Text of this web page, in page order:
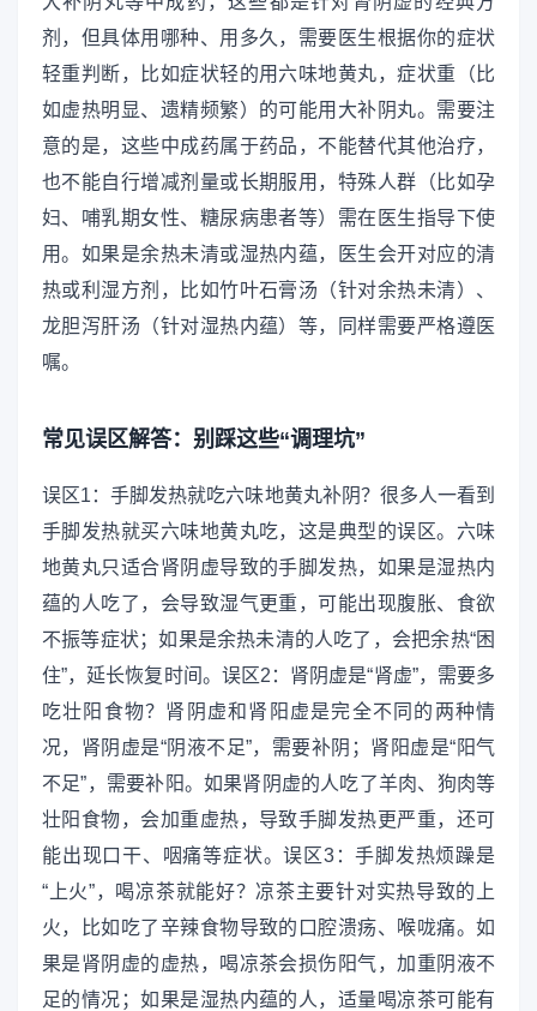
剂，但具体用哪种、用多久，需要医生根据你的症状
轻重判断，比如症状轻的用六味地黄丸，症状重（比
如虚热明显、遗精频繁）的可能用大补阴丸。需要注
意的是，这些中成药属于药品，不能替代其他治疗，
也不能自行增减剂量或长期服用，特殊人群（比如孕
妇、哺乳期女性、糖尿病患者等）需在医生指导下使
用。如果是余热未清或湿热内蕴，医生会开对应的清
热或利湿方剂，比如竹叶石膏汤（针对余热未清）、
龙胆泻肝汤（针对湿热内蕴）等，同样需要严格遵医
嘱。
常见误区解答：别踩这些“调理坑”
误区1：手脚发热就吃六味地黄丸补阴？很多人一看到
手脚发热就买六味地黄丸吃，这是典型的误区。六味
地黄丸只适合肾阴虚导致的手脚发热，如果是湿热内
蕴的人吃了，会导致湿气更重，可能出现腹胀、食欲
不振等症状；如果是余热未清的人吃了，会把余热“困
住”，延长恢复时间。误区2：肾阴虚是“肾虚”，需要多
吃壮阳食物？肾阴虚和肾阳虚是完全不同的两种情
况，肾阴虚是“阴液不足”，需要补阴；肾阳虚是“阳气
不足”，需要补阳。如果肾阴虚的人吃了羊肉、狗肉等
壮阳食物，会加重虚热，导致手脚发热更严重，还可
能出现口干、咽痛等症状。误区3：手脚发热烦躁是
“上火”，喝凉茶就能好？凉茶主要针对实热导致的上
火，比如吃了辛辣食物导致的口腔溃疡、喉咙痛。如
果是肾阴虚的虚热，喝凉茶会损伤阳气，加重阴液不
足的情况；如果是湿热内蕴的人，适量喝凉茶可能有